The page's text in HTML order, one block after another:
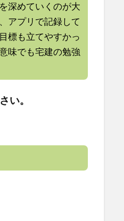
深めていくのが大
アプリで記録して
標も立てやすかっ
味でも宅建の勉強
い。